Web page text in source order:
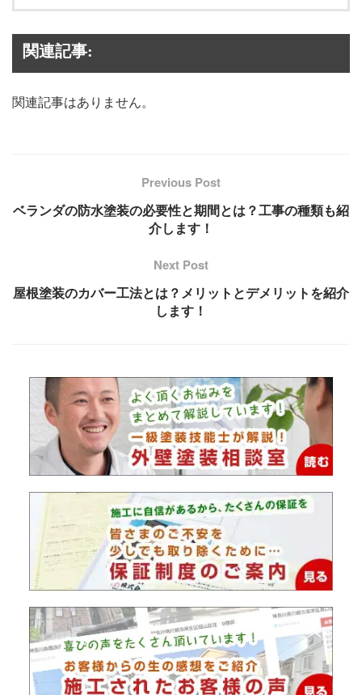
関連記事:
関連記事はありません。
Previous Post
ベランダの防水塗装の必要性と期間とは？工事の種類も紹
介します！
Next Post
屋根塗装のカバー工法とは？メリットとデメリットを紹介
します！